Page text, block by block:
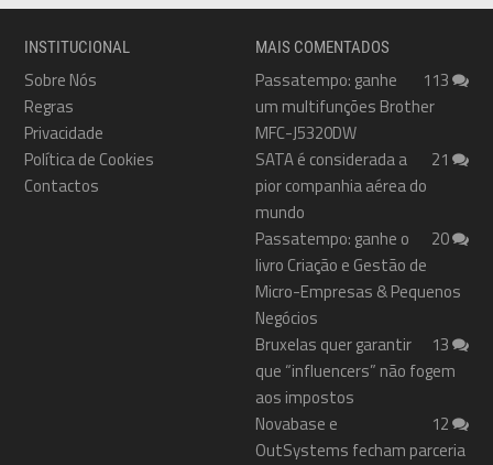
INSTITUCIONAL
Sobre Nós
Regras
Privacidade
Política de Cookies
Contactos
MAIS COMENTADOS
113
Passatempo: ganhe
um multifunções Brother
MFC-J5320DW
21
SATA é considerada a
pior companhia aérea do
mundo
20
Passatempo: ganhe o
livro Criação e Gestão de
Micro-Empresas & Pequenos
Negócios
13
Bruxelas quer garantir
que “influencers” não fogem
aos impostos
12
Novabase e
OutSystems fecham parceria